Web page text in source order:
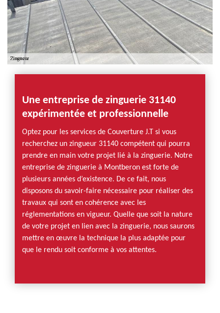
Une entreprise de zinguerie 31140
expérimentée et professionnelle
Optez pour les services de Couverture J.T si vous
recherchez un zingueur 31140 compétent qui pourra
prendre en main votre projet lié à la zinguerie. Notre
entreprise de zinguerie à Montberon est forte de
plusieurs années d’existence. De ce fait, nous
disposons du savoir-faire nécessaire pour réaliser des
travaux qui sont en cohérence avec les
réglementations en vigueur. Quelle que soit la nature
de votre projet en lien avec la zinguerie, nous saurons
mettre en œuvre la technique la plus adaptée pour
que le rendu soit conforme à vos attentes.